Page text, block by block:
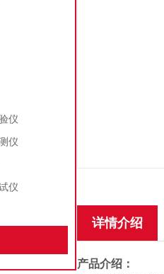
仪
仪
仪
详情介绍
产品介绍：